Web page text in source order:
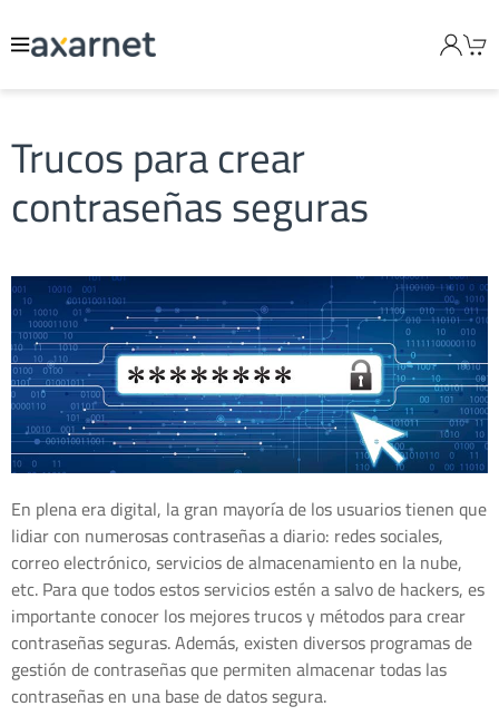
Trucos para crear
contraseñas seguras
En plena era digital, la gran mayoría de los usuarios tienen que
lidiar con numerosas contraseñas a diario: redes sociales,
correo electrónico, servicios de almacenamiento en la nube,
etc. Para que todos estos servicios estén a salvo de hackers, es
importante conocer los mejores trucos y métodos para crear
contraseñas seguras. Además, existen diversos programas de
gestión de contraseñas que permiten almacenar todas las
contraseñas en una base de datos segura.